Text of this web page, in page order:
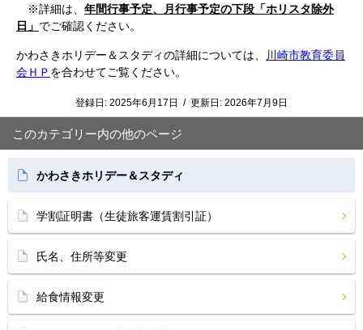
※詳細は、 年間行事予定、月行事予定の下段「ホリスタ除外
日」 でご確認ください。
かわさきホリデー＆スタディの詳細については、
川崎市教育委員
会ＨＰ を合わせてご覧ください。
登録日: 2025年6月17日 / 更新日: 2026年7月9日
このカテゴリー内の他のページ
かわさきホリデー＆スタディ
学割証明書（生徒旅客運賃割引証）
氏名、住所等変更
給食情報変更